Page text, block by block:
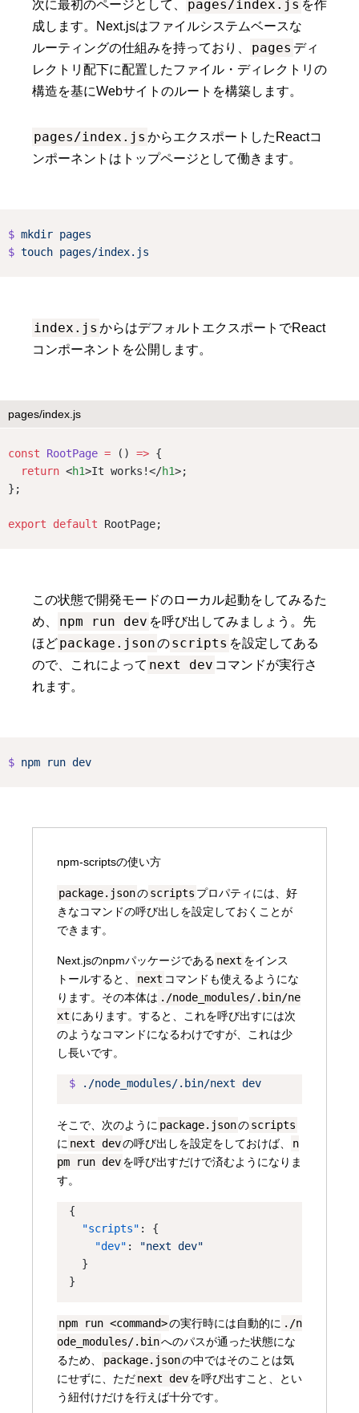
次に最初のページとして、 pages/index.js を作
成します。Next.jsはファイルシステムベースな
ルーティングの仕組みを持っており、
pages ディ
レクトリ配下に配置したファイル・ディレクトリの
構造を基にWebサイトのルートを構築します。
pages/index.js からエクスポートしたReactコ
ンポーネントはトップページとして働きます。
$ mkdir pages
$ touch pages/index.js
index.js からはデフォルトエクスポートでReact
コンポーネントを公開します。
pages/index.js
const RootPage = () => {
return <h1>It works!</h1>;
};
export default RootPage;
この状態で開発モードのローカル起動をしてみるた
め、
npm run dev を呼び出してみましょう。先
ほどpackage.jsonのscripts を設定してある
ので、これによって next dev コマンドが実行さ
れます。
$ npm run dev
npm-scriptsの使い方
package.jsonのscripts プロパティには、好
きなコマンドの呼び出しを設定しておくことが
できます。
Next.jsのnpmパッケージである next をインス
トールすると、
next コマンドも使えるようにな
ります。その本体は ./node_modules/.bin/ne
xt にあります。すると、これを呼び出すには次
のようなコマンドになるわけですが、これは少
し長いです。
$ ./node_modules/.bin/next dev
そこで、次のように package.jsonのscripts
に next devの呼び出しを設定をしておけば、
n
pm run devを呼び出すだけで済むようになりま
す。
{
"scripts" : {
"dev" :
"next dev"
  }
}
npm run <command>の実行時には自動的に ./n
ode_modules/.binへのパスが通った状態にな
るため、
package.jsonの中ではそのことは気
にせずに、ただnext devを呼び出すこと、とい
う紐付けだけを行えば十分です。